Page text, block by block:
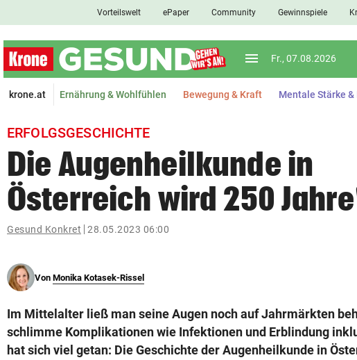
closeSchließen
Abonnieren
pin_drop
Wien
bookmark Merkliste
Suchbegriff
© Krone Multimedia GmbH & Co KG 2026
Muthgasse 2, 1190 Wien
Vorteilswelt ePaper Community Gewinnspiele
menu Menü aufklappen
Fr., 07.08.2026
krone.at Ernährung & Wohlfühlen Bewegung & Kraft Mentale Stärke &
ERFOLGSGESCHICHTE
Die Augenheilkunde in
Österreich wird 250
Gesund Konkret 28.05.2023 06:00
Von Monika Kotasek-Rissel
Im Mittelalter ließ man seine Augen noch auf Jahrmärkten
schlimme Komplikationen wie Infektionen und Erblindung
hat sich viel getan: Die Geschichte der Augenheilkunde in